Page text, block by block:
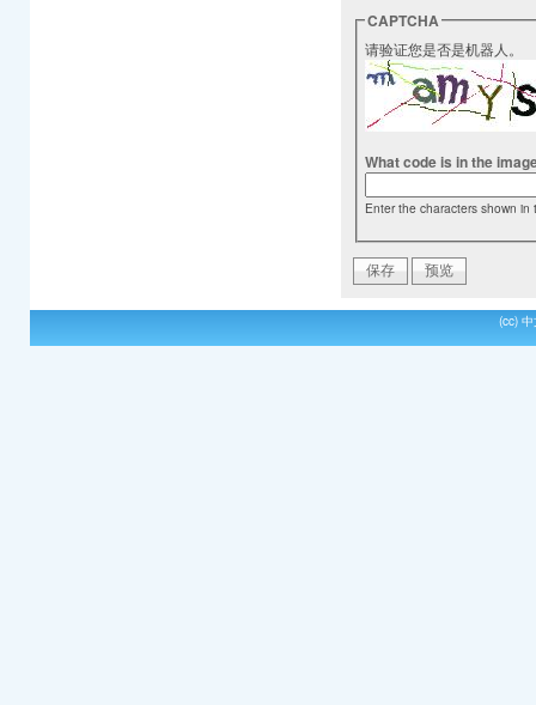
CAPTCHA
请验证您是否是机器人。
What code is in the
Enter the characters shown in
(cc)中